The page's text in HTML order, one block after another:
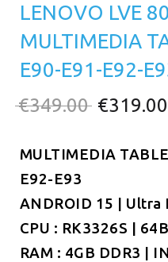
LENOVO LVE
MULTIMEDIA
E90-E91-E92-
€349.00 Original
was:
€319.00
MULTIMEDIA
E92-E93
ANDROID 15 | Ultra
CPU : RK3326S |
RAM : 4GB DDR3 |